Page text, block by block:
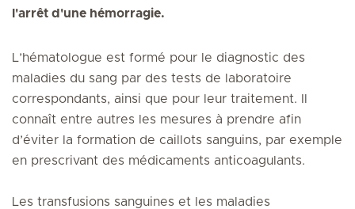
l'arrêt d'une hémorragie.
L’hématologue est formé pour le diagnostic des
maladies du sang par des tests de laboratoire
correspondants, ainsi que pour leur traitement. Il
connaît entre autres les mesures à prendre afin
d’éviter la formation de caillots sanguins, par exemple
en prescrivant des médicaments anticoagulants.
Les transfusions sanguines et les maladies